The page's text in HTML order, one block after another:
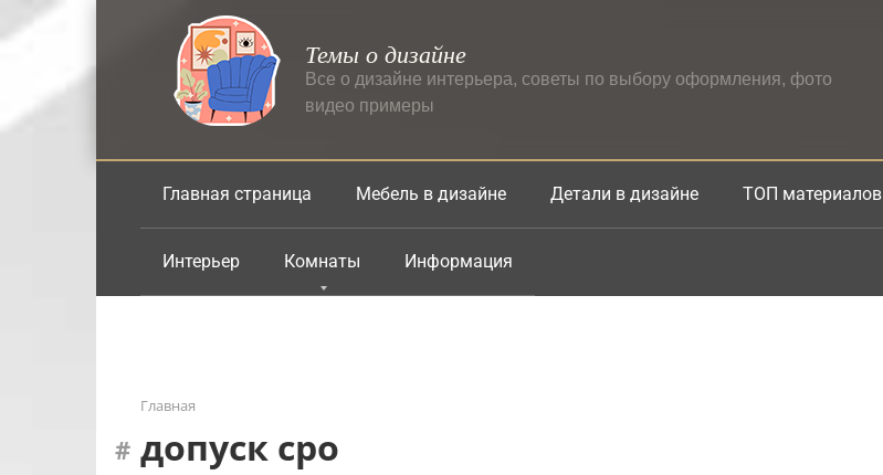
Перейти
к
Темы о дизайне
Все о дизайне интерьера, советы по выбору оформления, фото
видео примеры
Главная страница Мебель в дизайне Детали в дизайне ТОП материалов
Интерьер Комнаты Информация
Главная
допуск сро